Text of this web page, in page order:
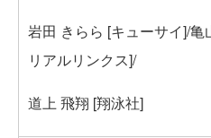
岩田 きらら [キューサイ]/亀
リアルリンクス]/
道上 飛翔 [翔泳社]